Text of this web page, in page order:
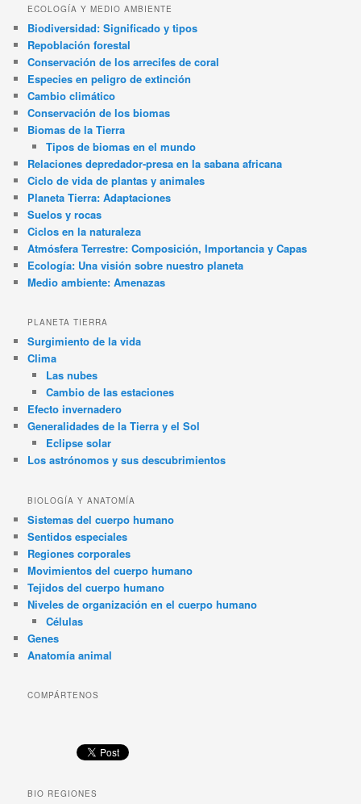
ECOLOGÍA Y MEDIO AMBIENTE
Biodiversidad: Significado y tipos
Repoblación forestal
Conservación de los arrecifes de coral
Especies en peligro de extinción
Cambio climático
Conservación de los biomas
Biomas de la Tierra
Tipos de biomas en el mundo
Relaciones depredador-presa en la sabana africana
Ciclo de vida de plantas y animales
Planeta Tierra: Adaptaciones
Suelos y rocas
Ciclos en la naturaleza
Atmósfera Terrestre: Composición, Importancia y Capas
Ecología: Una visión sobre nuestro planeta
Medio ambiente: Amenazas
PLANETA TIERRA
Surgimiento de la vida
Clima
Las nubes
Cambio de las estaciones
Efecto invernadero
Generalidades de la Tierra y el Sol
Eclipse solar
Los astrónomos y sus descubrimientos
BIOLOGÍA Y ANATOMÍA
Sistemas del cuerpo humano
Sentidos especiales
Regiones corporales
Movimientos del cuerpo humano
Tejidos del cuerpo humano
Niveles de organización en el cuerpo humano
Células
Genes
Anatomía animal
COMPÁRTENOS
BIO REGIONES